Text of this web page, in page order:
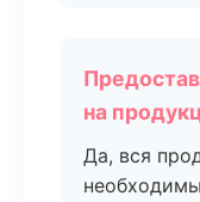
на
Да, вся